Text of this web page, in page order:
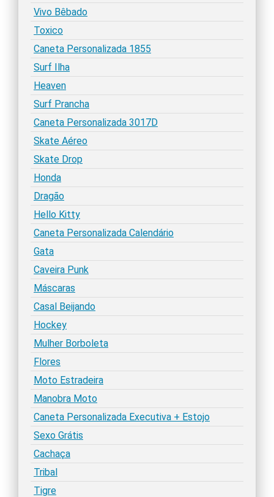
Vivo Bêbado
Toxico
Caneta Personalizada 1855
Surf Ilha
Heaven
Surf Prancha
Caneta Personalizada 3017D
Skate Aéreo
Skate Drop
Honda
Dragão
Hello Kitty
Caneta Personalizada Calendário
Gata
Caveira Punk
Máscaras
Casal Beijando
Hockey
Mulher Borboleta
Flores
Moto Estradeira
Manobra Moto
Caneta Personalizada Executiva + Estojo
Sexo Grátis
Cachaça
Tribal
Tigre